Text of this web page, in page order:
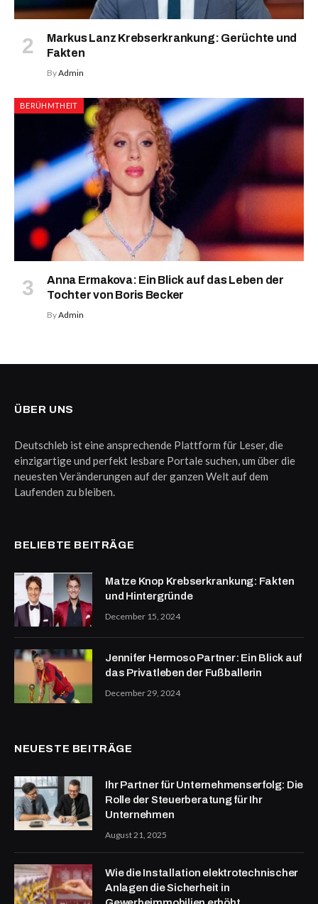
Markus Lanz Krebserkrankung: Gerüchte und
Fakten
ByAdmin
BERÜHMTHEIT
Anna Ermakova: Ein Blick auf das Leben der
Tochter von Boris Becker
ByAdmin
ÜBER UNS
Deutschleb ist eine ansprechende Plattform für Leser, die
einzigartige und perfekt lesbare Portale suchen, um über die
neuesten Veränderungen auf der ganzen Welt auf dem
Laufenden zu bleiben.
BELIEBTE BEITRÄGE
Matze Knop Krebserkrankung: Fakten
und Hintergründe
December 15, 2024
Jennifer Hermoso Partner: Ein Blick auf
das Privatleben der Fußballerin
December 29, 2024
NEUESTE BEITRÄGE
Ihr Partner für Unternehmenserfolg: Die
Rolle der Steuerberatung für Ihr
Unternehmen
August 21, 2025
Wie die Installation elektrotechnischer
Anlagen die Sicherheit in